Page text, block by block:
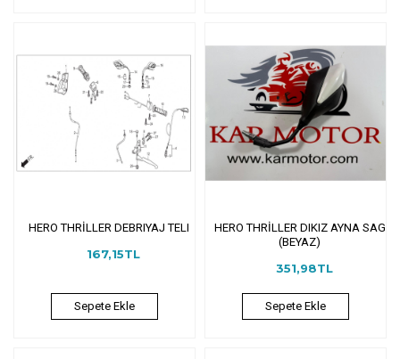
HERO THRİLLER DEBRIYAJ TELI
167,15TL
Sepete Ekle
HERO THRİLLER DIKIZ AYNA SAG
(BEYAZ)
351,98TL
Sepete Ekle